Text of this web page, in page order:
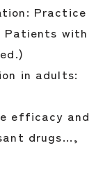
Practice
Patients with
in adults:
efficacy and
drugs…,